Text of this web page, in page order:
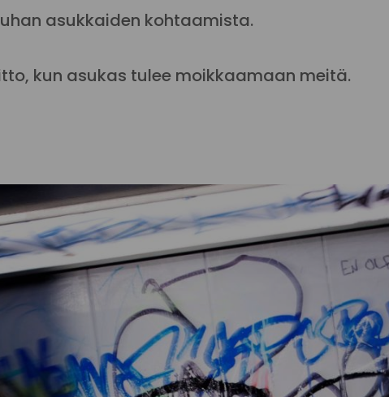
asukkaiden kohtaamista.
kun asukas tulee moikkaamaan meitä.